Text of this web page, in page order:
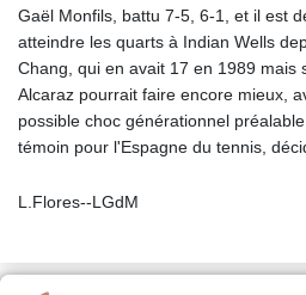
Gaël Monfils, battu 7-5, 6-1, et il est
atteindre les quarts à Indian Wells
Chang, qui en avait 17 en 1989 mais
Alcaraz pourrait faire encore mieux,
possible choc générationnel
témoin pour l'Espagne du tennis,
L.Flores--LGdM